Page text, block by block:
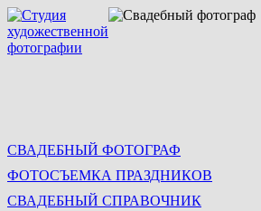
СВАДЕБНЫЙ ФОТОГРАФ
ФОТОСЪЕМКА ПРАЗДНИКОВ
СВАДЕБНЫЙ СПРАВОЧНИК